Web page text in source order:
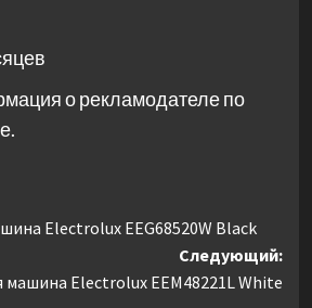
о рекламодателе по
Electrolux EEG68520W Black
Следующий:
машина Electrolux EEM48221L White